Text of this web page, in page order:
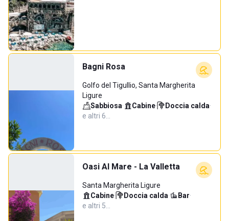
Bagni Rosa
Golfo del Tigullio, Santa Margherita
Ligure
Sabbiosa· Cabine· Doccia calda·
e altri 6…
Oasi Al Mare - La Valletta
Santa Margherita Ligure
Cabine· Doccia calda· Bar·
e altri 5…